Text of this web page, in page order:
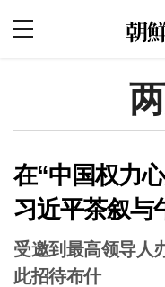
在“中国权力
习近平茶叙与
受邀到最高领导人
此招待布什